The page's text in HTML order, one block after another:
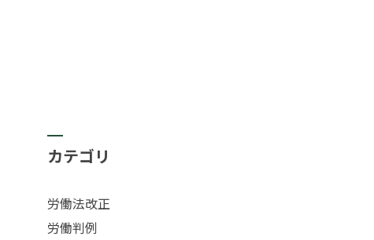
カテゴリ
労働法改正
労働判例